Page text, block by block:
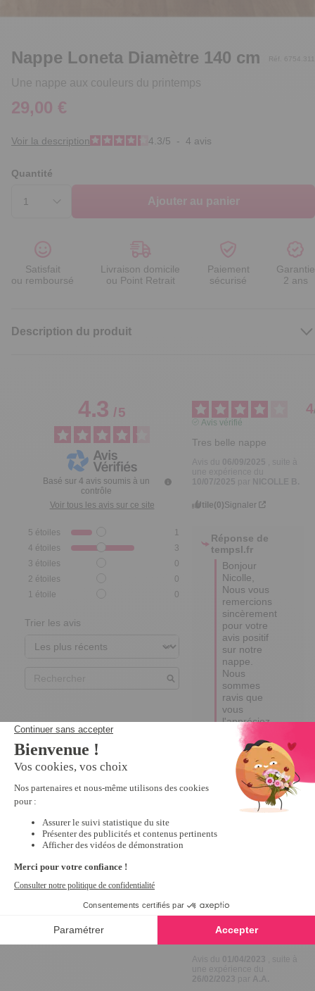
Nappe Loneta Diamètre 140 cm
Une nappe aux couleurs du printemps
Réf. 6754.311
29,00 €
Voir la description 4.3/5 - 4 avis
Quantité
Ajouter au panier
Satisfait
ou remboursé
Livraison domicile
ou Point Retrait
Paiement
sécurisé
Garantie
2 ans
Description du produit
4.3/5
Basé sur 4 avis soumis à un
contrôle
Voir tous les avis sur ce site
5 étoiles
1
4 étoiles
3
3 étoiles
0
2 étoiles
0
1 étoile 0
Trier les avis
4
Avis vérifié
Tres belle nappe
06/09/2025
Utile(0)Signaler
Réponse de
tempsl.fr
Bonjour
Nicolle,
Nous vous
remercions
sincèrement
pour votre
avis positif
sur notre
nappe.
Nous
sommes
ravis que
vous
l'appréciez
et espérons
qu'elle
embellira
vos
moments de
convivialité.
Excellente
Il n'y a pas assez de
coloris différent dans
01/04/2023
26/02/2023
par A.A.